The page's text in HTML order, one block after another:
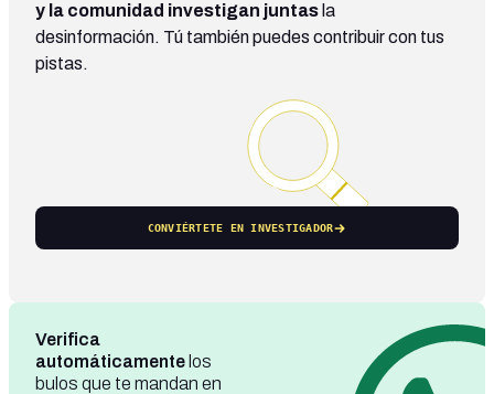
y la comunidad investigan juntas la
desinformación. Tú también puedes contribuir con tus
pistas.
CONVIÉRTETE EN INVESTIGADOR
Verifica
automáticamente los
bulos que te mandan en